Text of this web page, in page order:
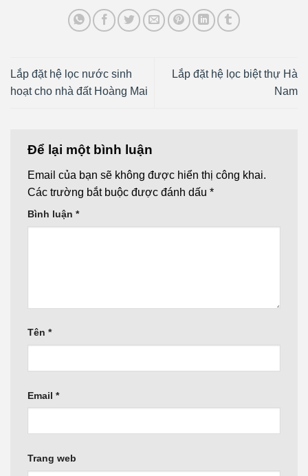
Lắp đặt hệ lọc nước sinh
hoạt cho nhà đất Hoàng Mai
Lắp đặt hệ lọc biệt thự Hà
Nam
Để lại một bình luận
Email của bạn sẽ không được hiển thị công khai.
Các trường bắt buộc được đánh dấu *
Bình luận *
Tên *
Email *
Trang web